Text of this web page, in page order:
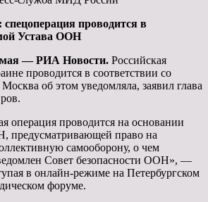
проводится в
Устава ООН
— РИА Новости. Российская
проводится в соответствии со
об этом уведомляла, заявил глава
операция проводится на основании
предусматривающей право на
самооборону, о чем
Совет безопасности ООН», —
в онлайн-режиме на Петербургском
форуме.